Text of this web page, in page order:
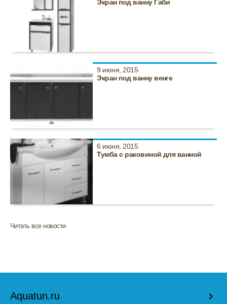
Экран под ванну Габи
9 июня, 2015
Экран под ванну венге
6 июня, 2015
Тумба с раковиной для ванной
Читать все новости
Aquatun.ru keyboard_arrow_right